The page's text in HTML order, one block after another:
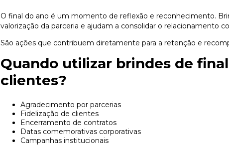
O final do ano é um momento de reflexão e reconhecimento.
valorização da parceria e ajudam a consolidar o relacionamento
São ações que contribuem diretamente para a retenção e
Quando utilizar brindes de
clientes?
Agradecimento por parcerias
Fidelização de clientes
Encerramento de contratos
Datas comemorativas corporativas
Campanhas institucionais